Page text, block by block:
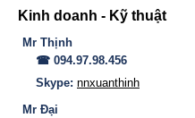
Kinh doanh - Kỹ thuật
Mr Thịnh
☎ 094.97.98.456
Skype: nnxuanthinh
Mr Đại